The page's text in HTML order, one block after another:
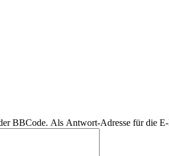
BBCode. Als Antwort-Adresse für die